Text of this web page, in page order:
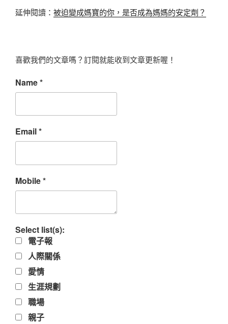
延伸閱讀： 被迫變成媽寶的你，是否成為媽媽的安定劑？
喜歡我們的文章嗎？訂閱就能收到文章更新喔！
Name*
Email*
Mobile*
Select list(s):
電子報
人際關係
愛情
生涯規劃
職場
親子